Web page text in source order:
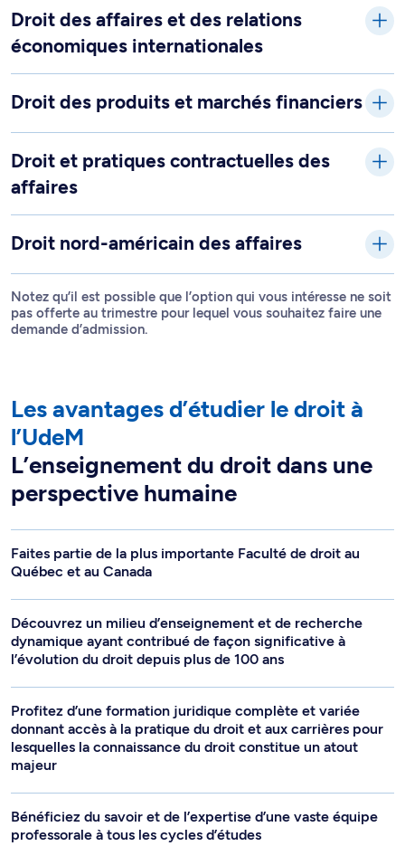
Droit des affaires et des relations
économiques internationales
Droit des produits et marchés financiers
Droit et pratiques contractuelles des
affaires
Droit nord-américain des affaires
Notez qu’il est possible que l’option qui vous intéresse ne soit
pas offerte au trimestre pour lequel vous souhaitez faire une
demande d’admission.
Les avantages d’étudier le droit à
l’UdeM
L’enseignement du droit dans une
perspective humaine
Faites partie de la plus importante Faculté de droit au
Québec et au Canada
Découvrez un milieu d’enseignement et de recherche
dynamique ayant contribué de façon significative à
l’évolution du droit depuis plus de 100 ans
Profitez d’une formation juridique complète et variée
donnant accès à la pratique du droit et aux carrières pour
lesquelles la connaissance du droit constitue un atout
majeur
Bénéficiez du savoir et de l’expertise d’une vaste équipe
professorale à tous les cycles d’études